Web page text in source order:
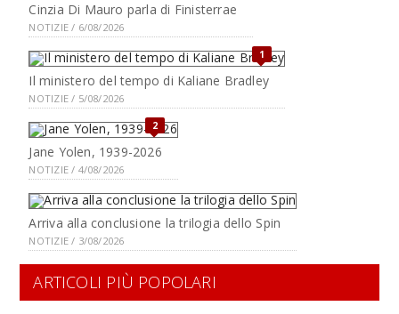
Cinzia Di Mauro parla di Finisterrae
NOTIZIE / 6/08/2026
1
Il ministero del tempo di Kaliane Bradley
NOTIZIE / 5/08/2026
2
Jane Yolen, 1939-2026
NOTIZIE / 4/08/2026
Arriva alla conclusione la trilogia dello Spin
NOTIZIE / 3/08/2026
ARTICOLI PIÙ POPOLARI